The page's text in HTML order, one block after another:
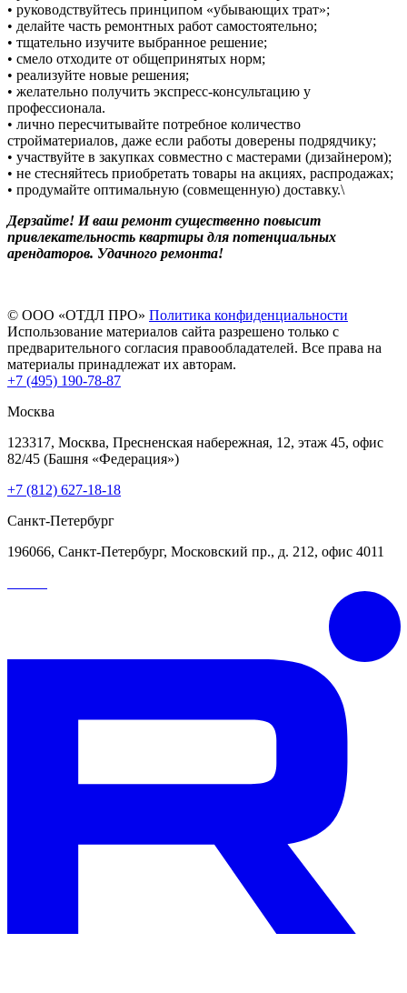
• руководствуйтесь принципом «убывающих трат»;
• делайте часть ремонтных работ самостоятельно;
• тщательно изучите выбранное решение;
• смело отходите от общепринятых норм;
• реализуйте новые решения;
• желательно получить экспресс-консультацию у
профессионала.
• лично пересчитывайте потребное количество
стройматериалов, даже если работы доверены подрядчику;
• участвуйте в закупках совместно с мастерами (дизайнером);
• не стесняйтесь приобретать товары на акциях, распродажах;
• продумайте оптимальную (совмещенную) доставку.\
Дерзайте! И ваш ремонт существенно повысит
привлекательность квартиры для потенциальных
арендаторов. Удачного ремонта!
© ООО «ОТДЛ ПРО» Политика конфиденциальности
Использование материалов сайта разрешено только с
предварительного согласия правообладателей. Все права на
материалы принадлежат их авторам.
+7 (495) 190-78-87
Москва
123317, Москва, Пресненская набережная, 12, этаж 45, офис
82/45 (Башня «Федерация»)
+7 (812) 627-18-18
Санкт-Петербург
196066, Санкт-Петербург, Московский пр., д. 212, офис 4011